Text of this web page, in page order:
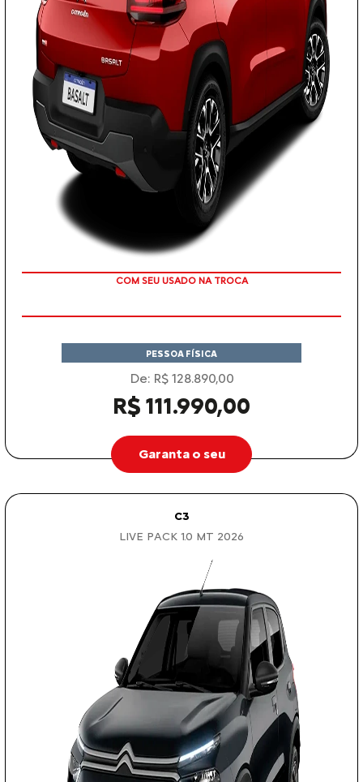
TAXA ZERO
PESSOA FÍSICA
De: R$ 128.890,00
R$ 111.990,00
Garanta o seu
C3
LIVE PACK 1.0 MT 2026